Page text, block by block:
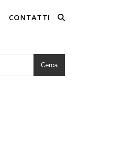
CONTATTI
Cerca